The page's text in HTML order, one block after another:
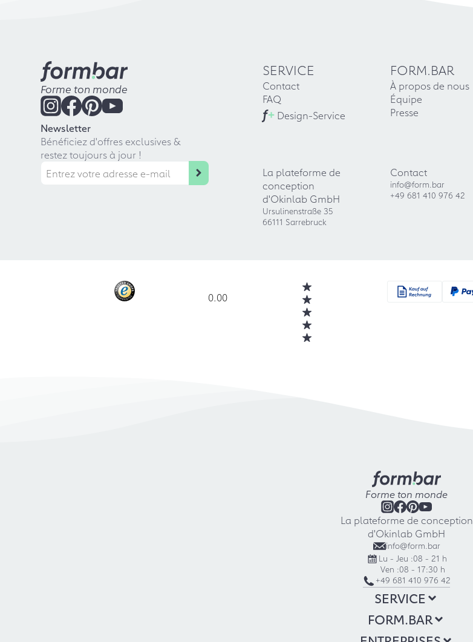
Forme ton monde
Newsletter
Bénéficiez d'offres exclusives &
restez toujours à jour !
SERVICE
Contact
FAQ
f+ Design-Service
FORM.BAR
À propos de nous
Équipe
Presse
La plateforme de
conception
d'Okinlab GmbH
Ursulinenstraße 35
66111 Sarrebruck
Contact
info@form.bar
+49 681 410 976 42
0.00
Forme ton monde
La plateforme de conception
d'Okinlab GmbH
info@form.bar
Lu - Jeu :08 - 21 h
Ven :08 - 17:30 h
+49 681 410 976 42
SERVICE
FORM.BAR